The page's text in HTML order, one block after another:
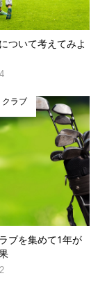
ついて考えてみよ
クラブ
ブを集めて1年が